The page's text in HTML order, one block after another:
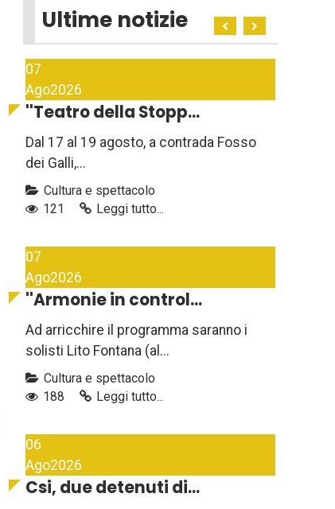
Ultime notizie
07
Ago2026
''Teatro della Stopp...
Dal 17 al 19 agosto, a contrada Fosso
dei Galli,...
Cultura e spettacolo
121
Leggi tutto...
07
Ago2026
''Armonie in control...
Ad arricchire il programma saranno i
solisti Lito Fontana (al...
Cultura e spettacolo
188
Leggi tutto...
06
Ago2026
Csi, due detenuti di...